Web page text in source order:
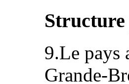
9.Le pays
Grande-